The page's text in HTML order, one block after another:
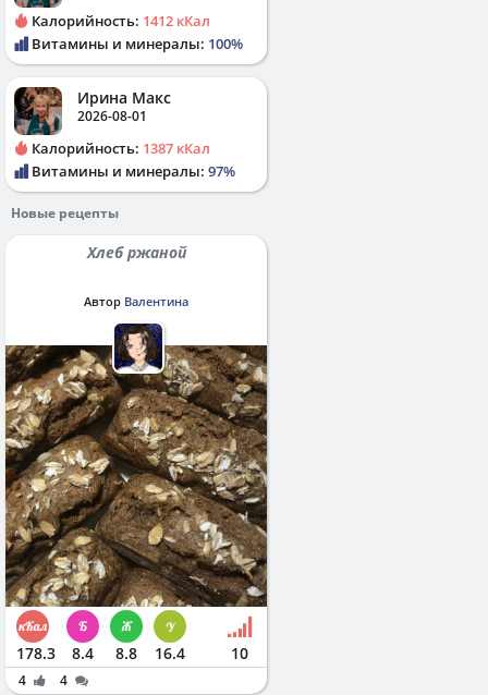
Калорийность: 1412 кКал
Витамины и минералы: 100%
Ирина Макс
2026-08-01
Калорийность: 1387 кКал
Витамины и минералы: 97%
Новые рецепты
Хлеб ржаной
Автор Валентина
178.3 8.4 8.8 16.4 10
4 4